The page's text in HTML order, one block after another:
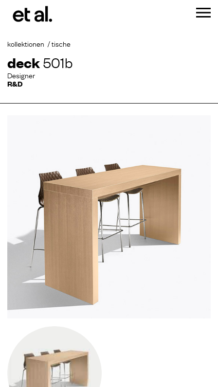
kollektionen tische
deck501b
Designer
R&D